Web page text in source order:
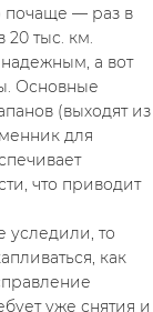
почаще — раз в
20 тыс. км.
а вот
Основные
(выходят из
для
что приводит
уследили, то
как
уже снятия и